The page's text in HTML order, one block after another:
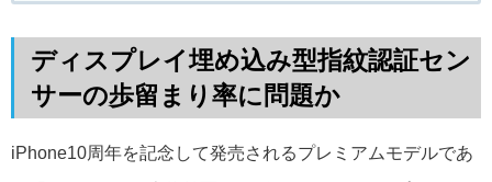
ディスプレイ埋め込み型指紋認証セン
サーの歩留まり率に問題か
iPhone10周年を記念して発売されるプレミアムモデルであ